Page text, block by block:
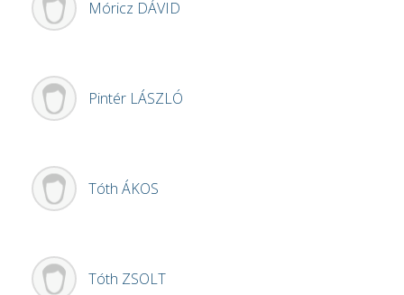
Móricz DÁVID
Pintér LÁSZLÓ
Tóth ÁKOS
Tóth ZSOLT